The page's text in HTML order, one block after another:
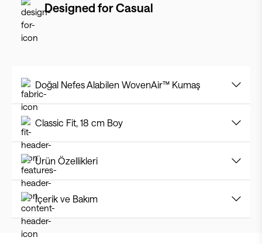
Designed forCasual
Doğal Nefes Alabilen WovenAir™ Kumaş
Classic Fit, 18 cm Boy
Ürün Özellikleri
İçerik ve Bakım